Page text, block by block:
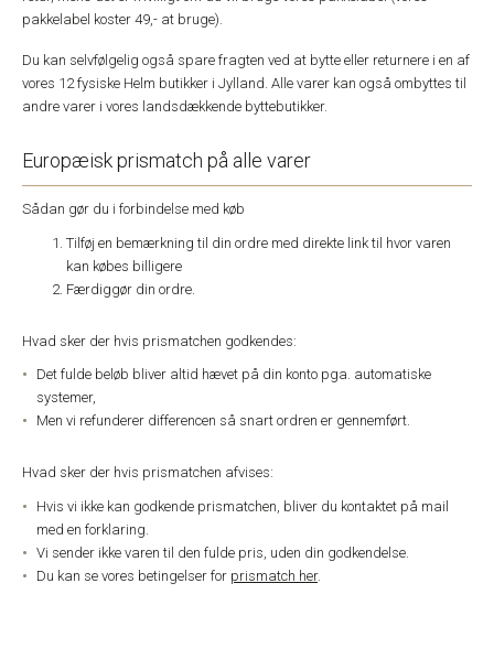
pakkelabel koster 49,- at bruge).
Du kan selvfølgelig også spare fragten ved at bytte eller returnere i en af
vores 12 fysiske Helm butikker i Jylland. Alle varer kan også ombyttes til
andre varer i vores landsdækkende byttebutikker.
Europæisk prismatch på alle varer
Sådan gør du i forbindelse med køb
Tilføj en bemærkning til din ordre med direkte link til hvor varen
kan købes billigere
Færdiggør din ordre.
Hvad sker der hvis prismatchen godkendes:
Det fulde beløb bliver altid hævet på din konto pga. automatiske
systemer,
Men vi refunderer differencen så snart ordren er gennemført.
Hvad sker der hvis prismatchen afvises:
Hvis vi ikke kan godkende prismatchen, bliver du kontaktet på mail
med en forklaring.
Vi sender ikke varen til den fulde pris, uden din godkendelse.
Du kan se vores betingelser for prismatch her.